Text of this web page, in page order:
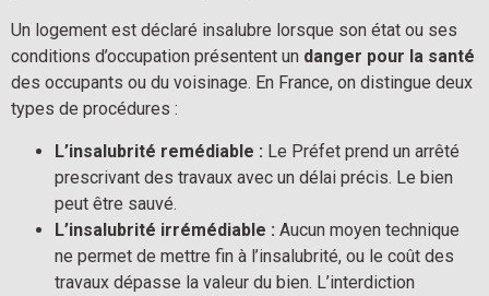
Un logement est déclaré insalubre lorsque son état ou ses
conditions d’occupation présentent un danger pour la santé
des occupants ou du voisinage. En France, on distingue deux
types de procédures :
L’insalubrité remédiable : Le Préfet prend un arrêté
prescrivant des travaux avec un délai précis. Le bien
peut être sauvé.
L’insalubrité irrémédiable : Aucun moyen technique
ne permet de mettre fin à l’insalubrité, ou le coût des
travaux dépasse la valeur du bien. L’interdiction